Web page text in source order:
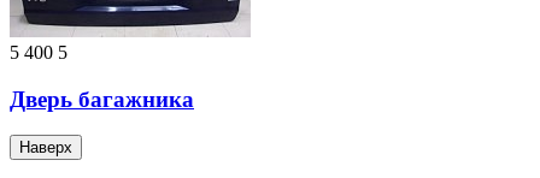
5 400 5
Дверь багажника
Наверх